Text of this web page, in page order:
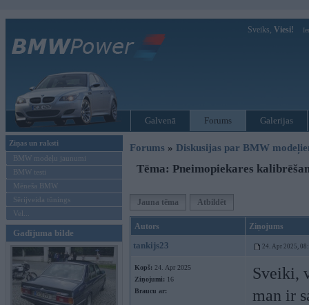
Sveiks, Viesi!
Galvenā Forums Galerijas
Ziņas un raksti
BMW modeļu jaunumi
BMW testi
Mēneša BMW
Sērijveida tūnings
Vel...
Gadījuma bilde
Forums » Diskusijas par BMW
Tēma: Pneimopiekares
Jauna tēma Atbildēt
Autors Ziņojums
tankijs23 24. Apr 2025,
Kopš: 24. Apr 2025
Ziņojumi: 16
Braucu ar:
Sveiki,
man ir